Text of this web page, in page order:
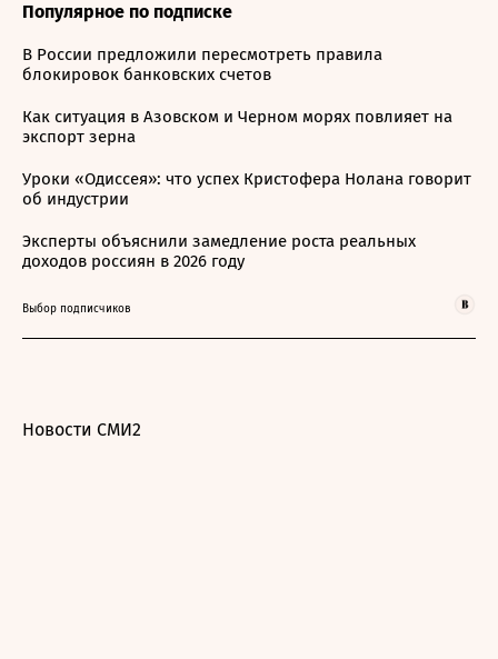
Популярное по подписке
В России предложили пересмотреть правила
блокировок банковских счетов
Как ситуация в Азовском и Черном морях повлияет на
экспорт зерна
Уроки «Одиссея»: что успех Кристофера Нолана говорит
об индустрии
Эксперты объяснили замедление роста реальных
доходов россиян в 2026 году
Выбор подписчиков
Новости СМИ2